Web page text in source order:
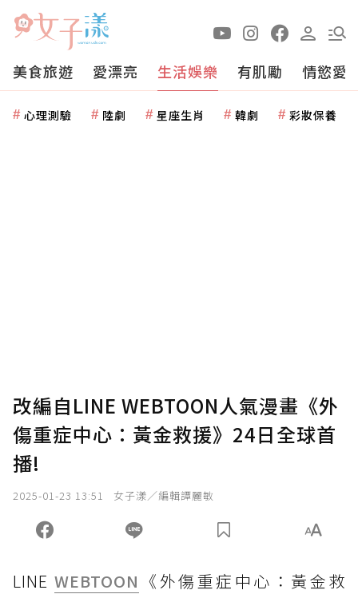
美食旅遊 愛漂亮 生活娛樂 有肌勵 情慾愛
心理測驗 陸劇 星座生肖 韓劇 彩妝保養
改編自LINE WEBTOON人氣漫畫《外
傷重症中心：黃金救援》24日全球首
播!
2025-01-23 13:51 女子漾／編輯譚麗敏
LINE WEBTOON 《外傷重症中心：黃金救